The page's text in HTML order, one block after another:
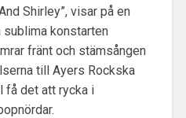
Shirley”, visar på en
konstarten
fränt och stämsången
till Ayers Rockska
få det att rycka i